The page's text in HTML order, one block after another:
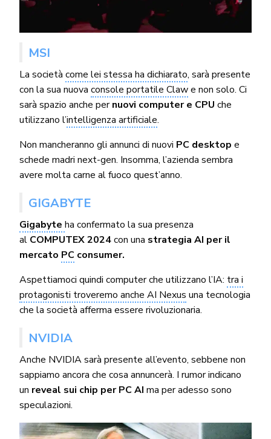
MSI
La società come lei stessa ha dichiarato, sarà presente
con la sua nuovaconsole portatile Clawe non solo. Ci
sarà spazio anche pernuovi computer e CPU che
utilizzano l’intelligenza artificiale.
Non mancheranno gli annunci di nuovi PC desktop e
schede madri next-gen. Insomma, l’azienda sembra
avere molta carne al fuoco quest’anno.
GIGABYTE
Gigabyte ha confermato la sua presenza
al COMPUTEX 2024con una strategia AI per il
mercato PCconsumer.
Aspettiamoci quindi computer che utilizzano l’IA: tra i
protagonisti troveremo anche AI Nexus una tecnologia
che la società afferma essere rivoluzionaria.
NVIDIA
Anche NVIDIA sarà presente all’evento, sebbene non
sappiamo ancora che cosa annuncerà. I rumor indicano
un reveal sui chip per PC AI ma per adesso sono
speculazioni.